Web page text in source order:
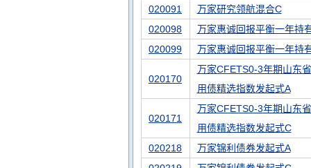
020091
万家研究领航混合C
020098
万家惠诚回报平衡一年持
020099
万家惠诚回报平衡一年持
020170
万家CFETS0-3年期山东
用债精选指数发起式A
020171
万家CFETS0-3年期山东
用债精选指数发起式C
020218
万家锦利债券发起式A